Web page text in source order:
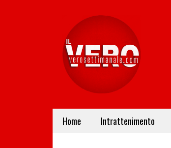
Home Intrattenimento